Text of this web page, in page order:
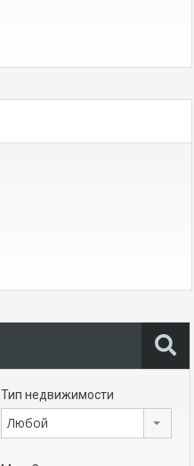
Тип недвижимости
Любой